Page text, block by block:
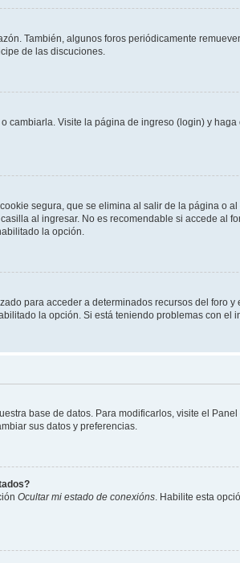
También, algunos foros periódicamente
de las discuciones.
cambiarla. Visite la página de ingreso (login) y haga
segura, que se elimina al salir de la página o
al ingresar. No es recomendable si accede al
la opción.
para acceder a determinados recursos del foro
la opción. Si está teniendo problemas con el
base de datos. Para modificarlos, visite el
sus datos y preferencias.
Ocultar mi estado de conexións. Habilite esta